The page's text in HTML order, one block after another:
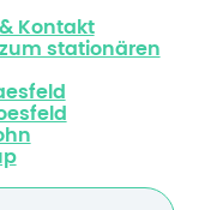
Kontakt
stationären